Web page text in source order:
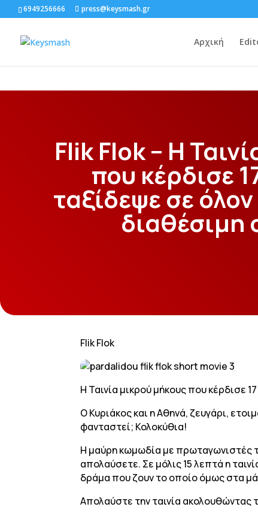
6949256666 press@keysmash.gr
Αρχική
Flik Flok – Η
που κέρδισε
ταξίδεψε σε
διαθέσιμη
Flik Flok
Η Ταινία μικρού μήκους που κέρδισε
O Κυριάκος και η Αθηνά, ζευγάρι,
φανταστεί; Κολοκύθια!
Η μαύρη κωμωδία με πρωταγωνιστές
απολαύσετε. Σε μόλις 15 λεπτά η
δράμα που ζουν το οποίο όμως στα
Απολαύστε την ταινία